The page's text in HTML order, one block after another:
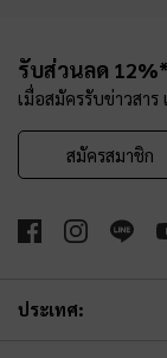
รับส่วนลด
เมื่อสมัครรับข่าวสาร
สมัครสมาชิก
ประเทศ: